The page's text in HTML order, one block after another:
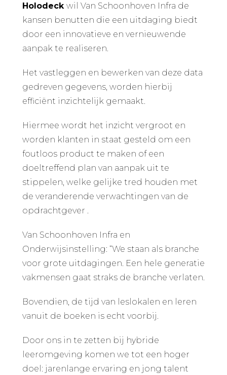
Holodeck wil Van Schoonhoven Infra de
kansen benutten die een uitdaging biedt
door een innovatieve en vernieuwende
aanpak te realiseren.
Het vastleggen en bewerken van deze data
gedreven gegevens, worden hierbij
efficiënt inzichtelijk gemaakt.
Hiermee wordt het inzicht vergroot en
worden klanten in staat gesteld om een
foutloos product te maken of een
doeltreffend plan van aanpak uit te
stippelen, welke gelijke tred houden met
de veranderende verwachtingen van de
opdrachtgever .
Van Schoonhoven Infra en
Onderwijsinstelling: “We staan als branche
voor grote uitdagingen. Een hele generatie
vakmensen gaat straks de branche verlaten.
Bovendien, de tijd van leslokalen en leren
vanuit de boeken is echt voorbij.
Door ons in te zetten bij hybride
leeromgeving komen we tot een hoger
doel: jarenlange ervaring en jong talent